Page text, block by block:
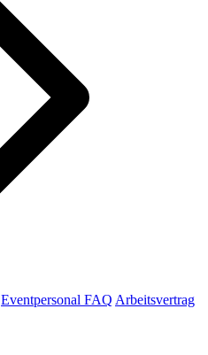
Eventpersonal FAQ Arbeitsvertrag